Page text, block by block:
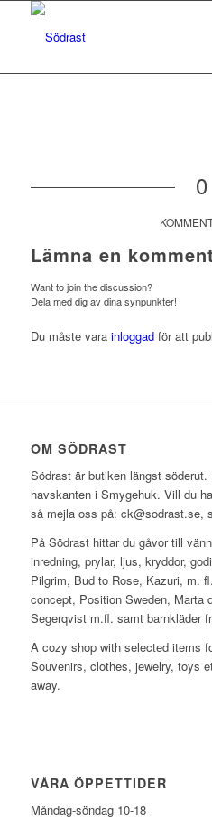
0
Lämna en
Want to join the discussion?
Dela med dig av dina synpunkter!
Du måste vara inloggadför att
OM SÖDRAST
Södrast är butiken längst
havskanten i Smygehuk. Vill du
så mejla oss på: ck@sodrast.se,
På Södrast hittar du gåvor till
inredning, prylar, ljus, kryddor,
Pilgrim, Bud to Rose, Kazuri, m.
concept, Position Sweden, Marta
Segerqvist m.fl. samt barnkläder
A cozy shop with selected items
Souvenirs, clothes, jewelry, toys
away.
VÅRA ÖPPETTIDER
Måndag-söndag 10-18